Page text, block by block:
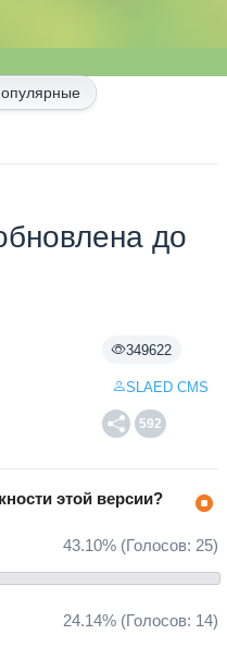
до
349622
SLAED CMS
592
этой версии?
43.10% (Голосов: 25)
24.14% (Голосов: 14)